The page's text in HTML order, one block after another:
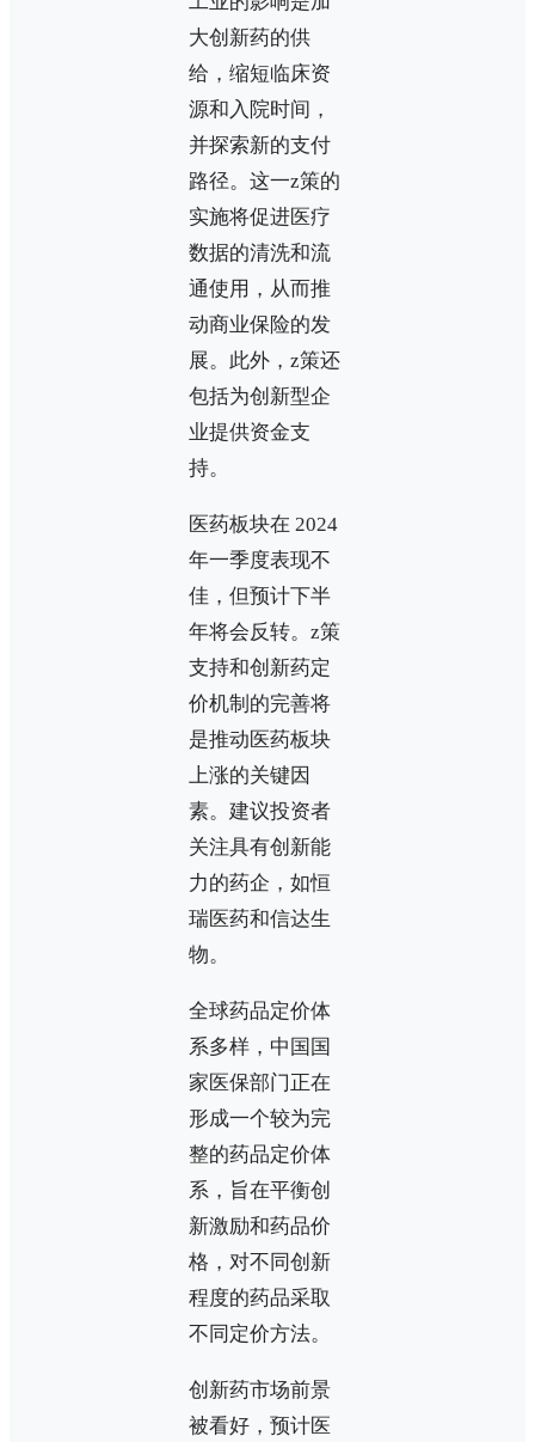
大创新药的供
给，缩短临床资
源和入院时间，
并探索新的支付
路径。这一z策的
实施将促进医疗
数据的清洗和流
通使用，从而推
动商业保险的发
展。此外，z策还
包括为创新型企
业提供资金支
持。
医药板块在 2024
年一季度表现不
佳，但预计下半
年将会反转。z策
支持和创新药定
价机制的完善将
是推动医药板块
上涨的关键因
素。建议投资者
关注具有创新能
力的药企，如恒
瑞医药和信达生
物。
全球药品定价体
系多样，中国国
家医保部门正在
形成一个较为完
整的药品定价体
系，旨在平衡创
新激励和药品价
格，对不同创新
程度的药品采取
不同定价方法。
创新药市场前景
被看好，预计医